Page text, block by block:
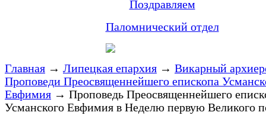
Поздравляем
Паломнический отдел
Главная → Липецкая епархия → Викарный
Проповеди Преосвященнейшего епископа
Евфимия → Проповедь Преосвященнейшего
Усманского Евфимия в Неделю первую Великого